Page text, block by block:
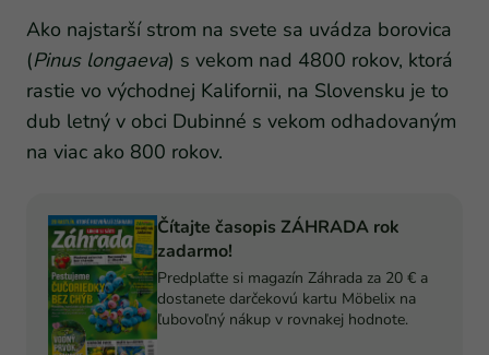
Ako najstarší strom na svete sa uvádza borovica
(Pinus longaeva) s vekom nad 4800 rokov, ktorá
rastie vo východnej Kalifornii, na Slovensku je to
dub letný v obci Dubinné s vekom odhadovaným
na viac ako 800 rokov.
Čítajte časopis ZÁHRADA rok
zadarmo!
Predplaťte si magazín Záhrada za 20 € a
dostanete darčekovú kartu Möbelix na
ľubovoľný nákup v rovnakej hodnote.